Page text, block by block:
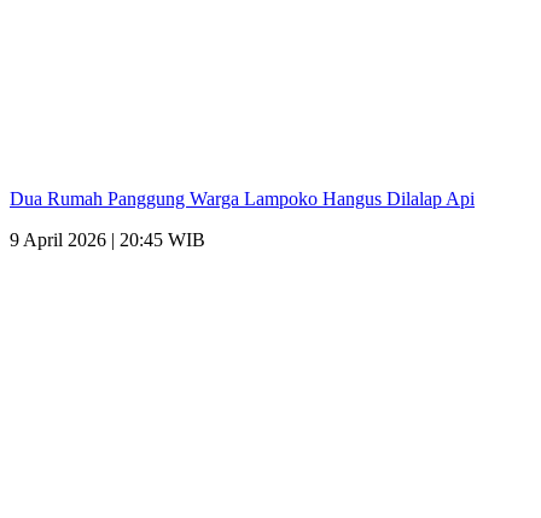
Dua Rumah Panggung Warga Lampoko Hangus Dilalap Api
9 April 2026 | 20:45 WIB